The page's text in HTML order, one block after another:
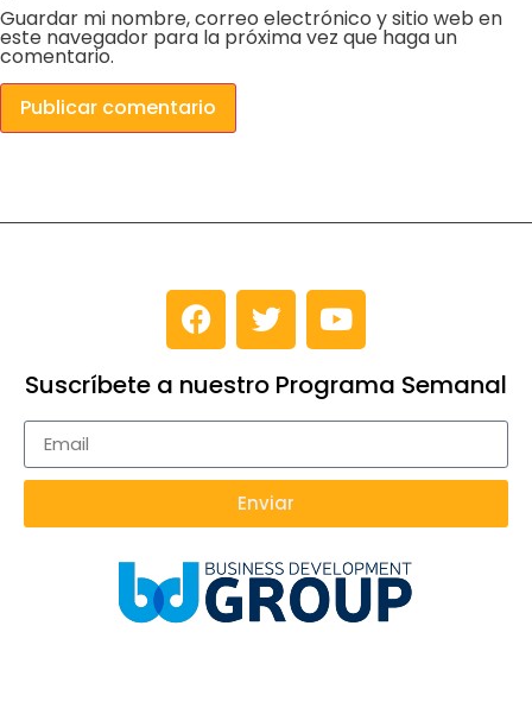
Guardar mi nombre, correo electrónico y sitio web en
este navegador para la próxima vez que haga un
comentario.
Suscríbete a nuestro Programa Semanal
Enviar